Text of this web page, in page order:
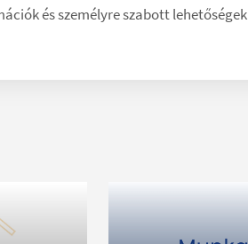
és személyre szabott lehetőségek